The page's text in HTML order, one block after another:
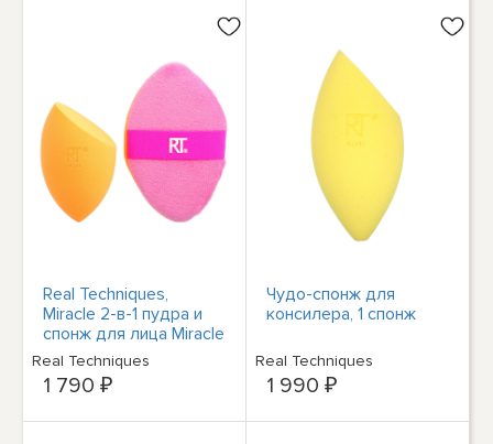
Real Techniques,
Miracle 2-в-1 пудра и
спонж для лица Miracle
Complexion Sponge®,
набор из 2 предметов
Real Techniques
1 790 ₽
Чудо-спонж для
консилера, 1 спонж
Real Techniques
1 990 ₽